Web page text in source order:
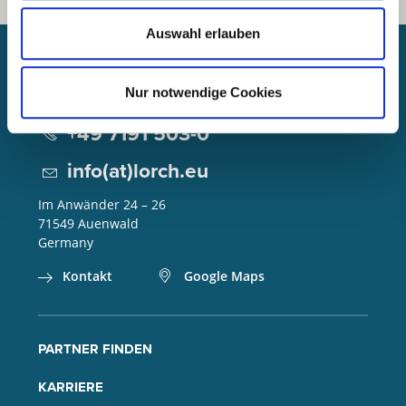
Auswahl erlauben
Nur notwendige Cookies
Lorch Schweißtechnik GmbH
+49 7191 503-0
info(at)lorch.eu
Im Anwänder 24 – 26
71549 Auenwald
Germany
Kontakt
Google Maps
PARTNER FINDEN
KARRIERE